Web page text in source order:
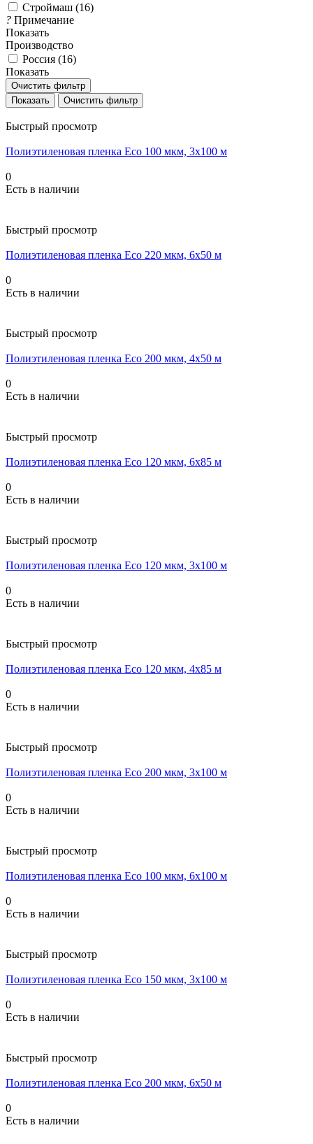
Строймаш (16)
? Примечание
Показать
Производство
Россия (16)
Показать
Очистить фильтр
Очистить фильтр
Быстрый просмотр
Полиэтиленовая пленка Eco 100 мкм, 3x100 м
0
Есть в наличии
Быстрый просмотр
Полиэтиленовая пленка Eco 220 мкм, 6x50 м
0
Есть в наличии
Быстрый просмотр
Полиэтиленовая пленка Eco 200 мкм, 4x50 м
0
Есть в наличии
Быстрый просмотр
Полиэтиленовая пленка Eco 120 мкм, 6x85 м
0
Есть в наличии
Быстрый просмотр
Полиэтиленовая пленка Eco 120 мкм, 3x100 м
0
Есть в наличии
Быстрый просмотр
Полиэтиленовая пленка Eco 120 мкм, 4x85 м
0
Есть в наличии
Быстрый просмотр
Полиэтиленовая пленка Eco 200 мкм, 3x100 м
0
Есть в наличии
Быстрый просмотр
Полиэтиленовая пленка Eco 100 мкм, 6x100 м
0
Есть в наличии
Быстрый просмотр
Полиэтиленовая пленка Eco 150 мкм, 3x100 м
0
Есть в наличии
Быстрый просмотр
Полиэтиленовая пленка Eco 200 мкм, 6x50 м
0
Есть в наличии